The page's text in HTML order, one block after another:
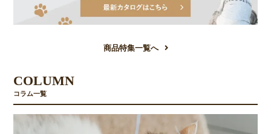
商品特集一覧へ
COLUMN
コラム一覧